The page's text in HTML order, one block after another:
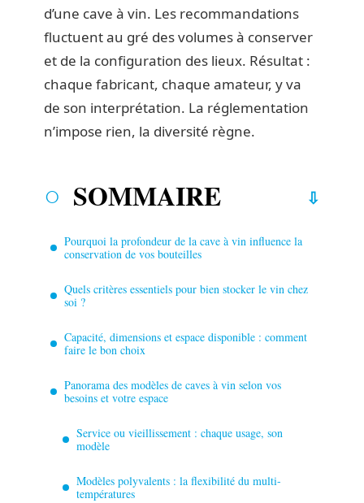
d’une cave à vin. Les recommandations
fluctuent au gré des volumes à conserver
et de la configuration des lieux. Résultat :
chaque fabricant, chaque amateur, y va
de son interprétation. La réglementation
n’impose rien, la diversité règne.
SOMMAIRE
Pourquoi la profondeur de la cave à vin influence la
conservation de vos bouteilles
Quels critères essentiels pour bien stocker le vin chez
soi ?
Capacité, dimensions et espace disponible : comment
faire le bon choix
Panorama des modèles de caves à vin selon vos
besoins et votre espace
Service ou vieillissement : chaque usage, son
modèle
Modèles polyvalents : la flexibilité du multi-
températures